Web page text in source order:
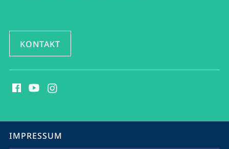
KONTAKT
Media
Service-
IMPRESSUM